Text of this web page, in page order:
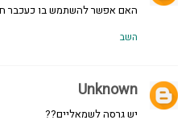
האם אפשר להשתמש בו כעכבר
השב
Unknown
יש גרסה לשמאליים??